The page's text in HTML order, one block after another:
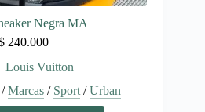
Negra MA
240.000
Louis Vuitton
/Marcas / Sport /Urban